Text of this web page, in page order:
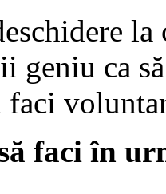
geniu ca
faci
faci în